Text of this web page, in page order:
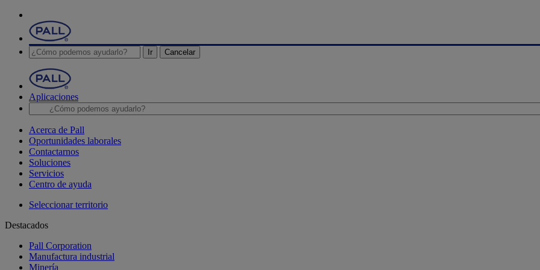
Ir Cancelar
Aplicaciones
Acerca de Pall
Oportunidades laborales
Contactarnos
Soluciones
Servicios
Centro de ayuda
Seleccionar territorio
Destacados
Pall Corporation
Manufactura industrial
Minería